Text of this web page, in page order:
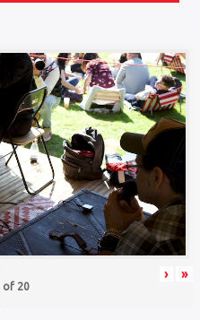
of 20
› »